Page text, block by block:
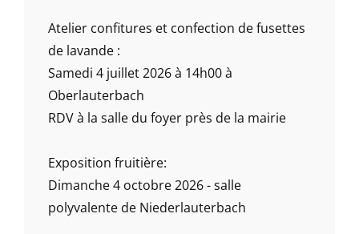
Atelier confitures et confection de fusettes
de lavande :
Samedi 4 juillet 2026 à 14h00 à
Oberlauterbach
RDV à la salle du foyer près de la mairie
Exposition fruitière:
Dimanche 4 octobre 2026 - salle
polyvalente de Niederlauterbach